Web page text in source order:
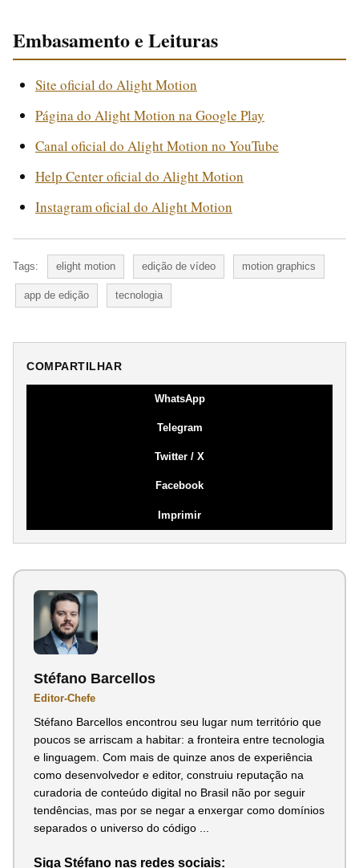
Embasamento e Leituras
Site oficial do Alight Motion
Página do Alight Motion na Google Play
Canal oficial do Alight Motion no YouTube
Help Center oficial do Alight Motion
Instagram oficial do Alight Motion
Tags: elight motion edição de vídeo motion graphics
app de edição tecnologia
COMPARTILHAR
WhatsApp
Telegram
Twitter / X
Facebook
Imprimir
Stéfano Barcellos
Editor-Chefe
Stéfano Barcellos encontrou seu lugar num território que
poucos se arriscam a habitar: a fronteira entre tecnologia
e linguagem. Com mais de quinze anos de experiência
como desenvolvedor e editor, construiu reputação na
curadoria de conteúdo digital no Brasil não por seguir
tendências, mas por se negar a enxergar como domínios
separados o universo do código ...
Siga Stéfano nas redes sociais: